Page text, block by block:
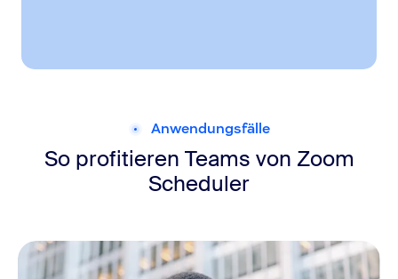
Anwendungsfälle
So profitieren Teams von Zoom
Scheduler